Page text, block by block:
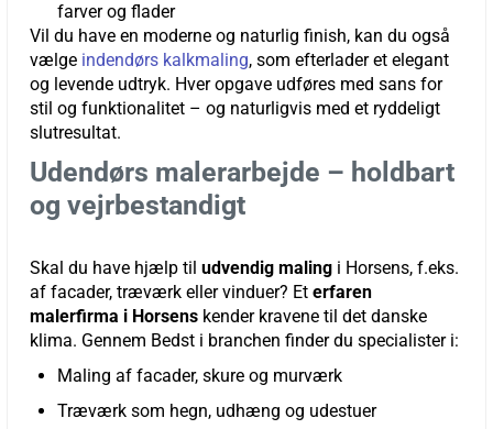
farver og flader
Vil du have en moderne og naturlig finish, kan du også
vælge indendørs kalkmaling, som efterlader et elegant
og levende udtryk. Hver opgave udføres med sans for
stil og funktionalitet – og naturligvis med et ryddeligt
slutresultat.
Udendørs malerarbejde – holdbart
og vejrbestandigt
Skal du have hjælp til udvendig maling i Horsens, f.eks.
af facader, træværk eller vinduer? Et erfaren
malerfirma i Horsens kender kravene til det danske
klima. Gennem Bedst i branchen finder du specialister i:
Maling af facader, skure og murværk
Træværk som hegn, udhæng og udestuer